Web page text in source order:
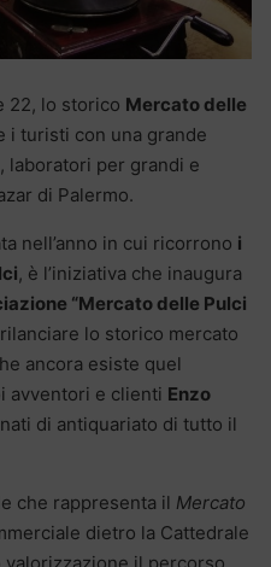
22, lo storico Mercato delle
i turisti con una grande
laboratori per grandi e
di Palermo.
nell’anno in cui ricorrono i
, è l’iniziativa che inaugura
“Mercato delle Pulci
lo storico mercato
ancora esiste quel
avventori e clienti Enzo
di antiquariato di tutto il
che rappresenta il Mercato
dietro la Cattedrale
il percorso